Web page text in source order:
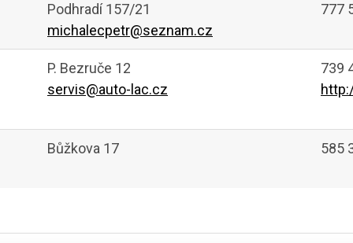
Podhradí 157/21
michalecpetr@seznam.cz
777
P. Bezruče 12
servis@auto-lac.cz
739
Bůžkova 17 585